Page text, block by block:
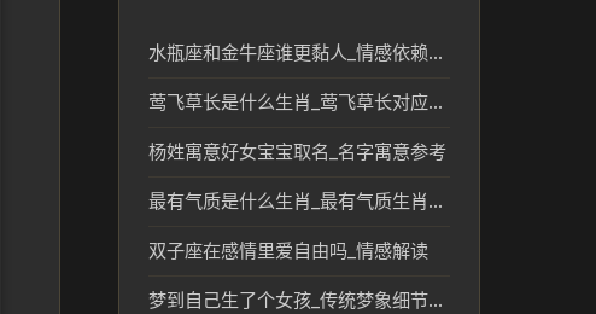
水瓶座和金牛座谁更黏人_情感依赖解析
莺飞草长是什么生肖_莺飞草长对应的生肖及传统寓意解析
杨姓寓意好女宝宝取名_名字寓意参考
最有气质是什么生肖_最有气质生肖的传统文化解读
双子座在感情里爱自由吗_情感解读
梦到自己生了个女孩_传统梦象细节分析